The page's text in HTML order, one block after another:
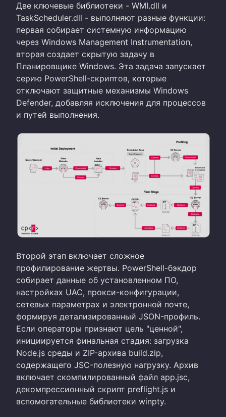
Две ключевые библиотеки - WMI.dll и
TaskScheduler.dll - выполняют разные функции:
первая собирает системную информацию
через Windows Management Instrumentation,
вторая создает скрытую задачу в
Планировщике Windows. Эта задача запускает
серию PowerShell-скриптов, которые
отключают защитные механизмы Windows
Defender, добавляя исключения для процессов
и путей выполнения.
Второй этап включает сложное
профилирование жертвы. PowerShell-бэкдор
собирает данные об установленном ПО,
настройках UAC, прокси-конфигурации,
сетевых параметрах и электронной почте,
формируя детализированный JSON-профиль.
Если операторы признают цель "ценной",
инициируется финальная стадия: загрузка
Node.js среды и ZIP-архива build.zip,
содержащего JSC-полезную нагрузку. Архив
включает скомпилированный файл app.jsc,
декомпрессионный скрипт preflight.js и
вспомогательные библиотеки winpty.